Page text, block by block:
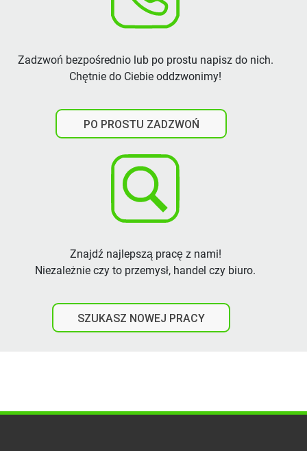
Zadzwoń bezpośrednio lub po prostu napisz do nich.
Chętnie do Ciebie oddzwonimy!
PO PROSTU ZADZWOŃ
Znajdź najlepszą pracę z nami!
Niezależnie czy to przemysł, handel czy biuro.
SZUKASZ NOWEJ PRACY